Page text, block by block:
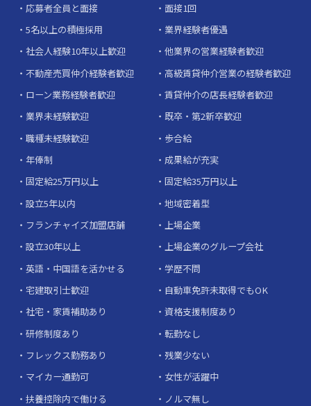
応募者全員と面接
面接1回
5名以上の積極採用
業界経験者優遇
社会人経験10年以上歓迎
他業界の営業経験者歓迎
不動産売買仲介経験者歓迎
高級賃貸仲介営業の経験者歓迎
ローン業務経験者歓迎
賃貸仲介の店長経験者歓迎
業界未経験歓迎
既卒・第2新卒歓迎
職種未経験歓迎
歩合給
年俸制
成果給が充実
固定給25万円以上
固定給35万円以上
設立5年以内
地域密着型
フランチャイズ加盟店舗
上場企業
設立30年以上
上場企業のグループ会社
英語・中国語を活かせる
学歴不問
宅建取引士歓迎
自動車免許未取得でもOK
社宅・家賃補助あり
資格支援制度あり
研修制度あり
転勤なし
フレックス勤務あり
残業少ない
マイカー通勤可
女性が活躍中
扶養控除内で働ける
ノルマ無し